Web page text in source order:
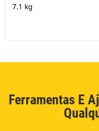
7.1 kg
Ferramentas E